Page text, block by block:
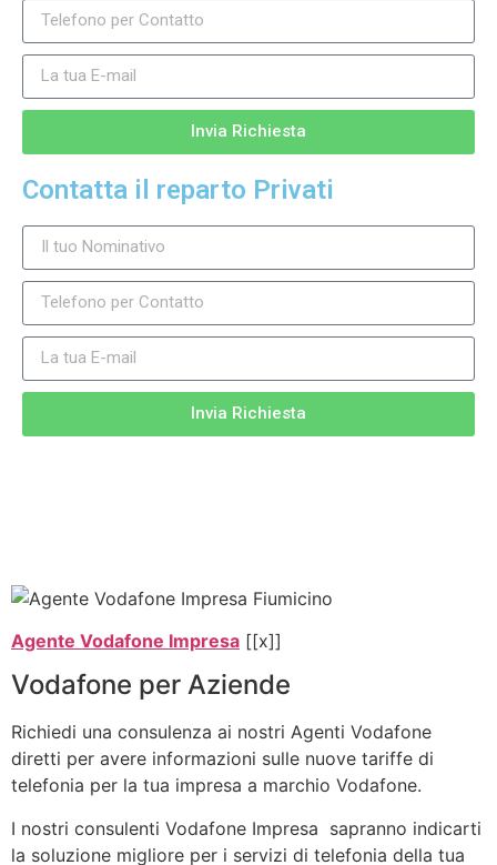
Invia Richiesta
Contatta il reparto Privati
Invia Richiesta
Agente Vodafone Impresa [[x]]
Vodafone per Aziende
Richiedi una consulenza ai nostri Agenti Vodafone
diretti per avere informazioni sulle nuove tariffe di
telefonia per la tua impresa a marchio Vodafone.
I nostri consulenti Vodafone Impresa sapranno indicarti
la soluzione migliore per i servizi di telefonia della tua